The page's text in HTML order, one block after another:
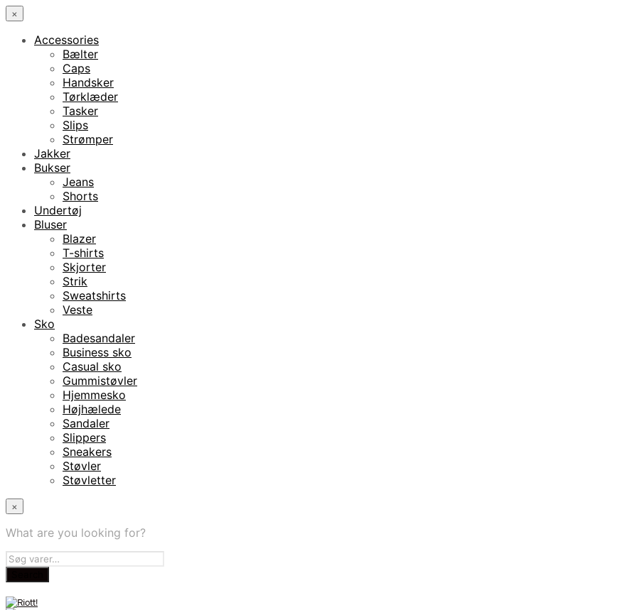
×
Accessories
Bælter
Caps
Handsker
Tørklæder
Tasker
Slips
Strømper
Jakker
Bukser
Jeans
Shorts
Undertøj
Bluser
Blazer
T-shirts
Skjorter
Strik
Sweatshirts
Veste
Sko
Badesandaler
Business sko
Casual sko
Gummistøvler
Hjemmesko
Højhælede
Sandaler
Slippers
Sneakers
Støvler
Støvletter
×
What are you looking for?